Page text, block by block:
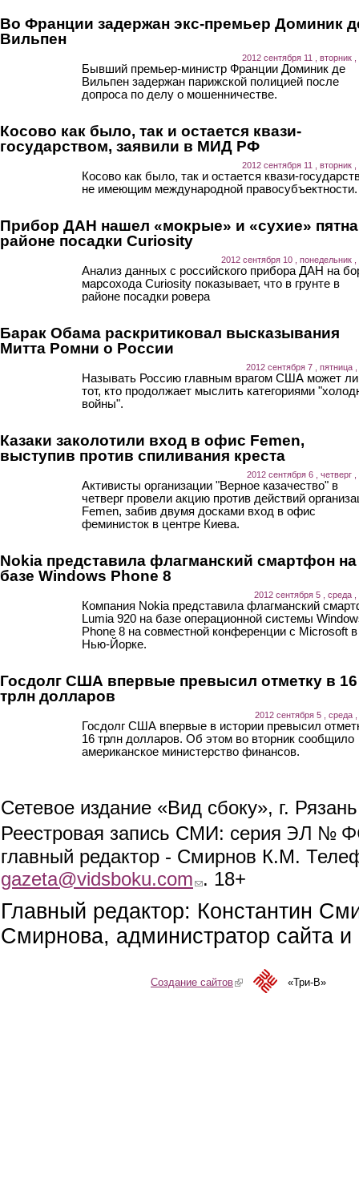
Во Франции задержан экс-премьер Доминик
Вильпен
2012 сентября 11 , вторник ,
Бывший премьер-министр Франции Доминик де
Вильпен задержан парижской полицией после
допроса по делу о мошенничестве.
Косово как было, так и остается квази-
государством, заявили в МИД РФ
2012 сентября 11 , вторник ,
Косово как было, так и остается квази-
не имеющим международной правосубъектности.
Прибор ДАН нашел «мокрые» и «сухие»
районе посадки Curiosity
2012 сентября 10 , понедельник ,
Анализ данных с российского прибора ДАН на
марсохода Curiosity показывает, что в грунте в
районе посадки ровера
Барак Обама раскритиковал высказывания
Митта Ромни о России
2012 сентября 7 , пятница ,
Называть Россию главным врагом США может
тот, кто продолжает мыслить категориями
войны".
Казаки заколотили вход в офис Femen,
выступив против спиливания креста
2012 сентября 6 , четверг ,
Активисты организации "Верное казачество" в
четверг провели акцию против действий
Femen, забив двумя досками вход в офис
феминисток в центре Киева.
Nokia представила флагманский смартфон на
базе Windows Phone 8
2012 сентября 5 , среда ,
Компания Nokia представила флагманский
Lumia 920 на базе операционной системы
Phone 8 на совместной конференции с Microsoft в
Нью-Йорке.
Госдолг США впервые превысил отметку в 16
трлн долларов
2012 сентября 5 , среда ,
Госдолг США впервые в истории превысил
16 трлн долларов. Об этом во вторник сообщило
американское министерство финансов.
Сетевое издание «Вид сбоку», г.
Реестровая запись СМИ: серия ЭЛ №
главный редактор - Смирнов К.М.
gazeta@vidsboku.com (link sends e-mail)
. 18+
Главный редактор: Константин
Смирнова, администратор сайта
Создание сайтов(link is external)«Три-В»